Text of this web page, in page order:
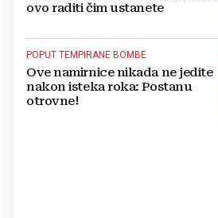
ovo raditi čim ustanete
POPUT TEMPIRANE BOMBE
Ove namirnice nikada ne jedite
nakon isteka roka: Postanu
otrovne!